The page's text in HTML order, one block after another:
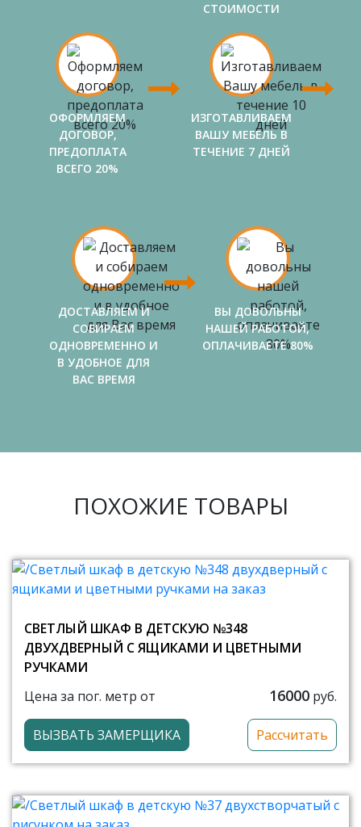
СТОИМОСТИ
ОФОРМЛЯЕМ
ДОГОВОР,
ПРЕДОПЛАТА
ВСЕГО 20%
ИЗГОТАВЛИВАЕМ
ВАШУ МЕБЕЛЬ В
ТЕЧЕНИЕ 7 ДНЕЙ
ДОСТАВЛЯЕМ И
СОБИРАЕМ
ОДНОВРЕМЕННО И
В УДОБНОЕ ДЛЯ
ВАС ВРЕМЯ
ВЫ ДОВОЛЬНЫ
НАШЕЙ РАБОТОЙ,
ОПЛАЧИВАЕТЕ 80%
ПОХОЖИЕ ТОВАРЫ
СВЕТЛЫЙ ШКАФ В ДЕТСКУЮ №348
ДВУХДВЕРНЫЙ С ЯЩИКАМИ И ЦВЕТНЫМИ
РУЧКАМИ
Цена за пог. метр от
16000 руб.
ВЫЗВАТЬ ЗАМЕРЩИКА Рассчитать